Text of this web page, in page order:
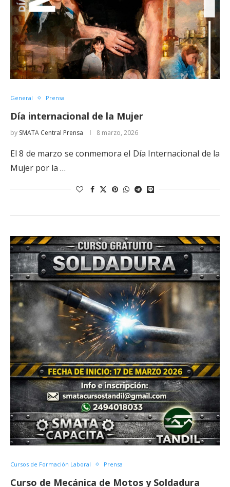
General Prensa
Día internacional de la Mujer
by SMATA Central Prensa 8 marzo, 2026
El 8 de marzo se conmemora el Día Internacional de la
Mujer por la …
Cursos de Formación Laboral Prensa
Curso de Mecánica de Motos y Soldadura